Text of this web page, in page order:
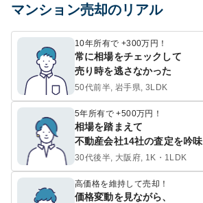
マンション売却のリアル
10年所有で +300万円！
常に相場をチェックして
売り時を逃さなかった
50代前半, 岩手県, 3LDK
5年所有で +500万円！
相場を踏まえて
不動産会社14社の査定を吟味
30代後半, 大阪府, 1K・1LDK
高価格を維持して売却！
価格変動を見ながら、